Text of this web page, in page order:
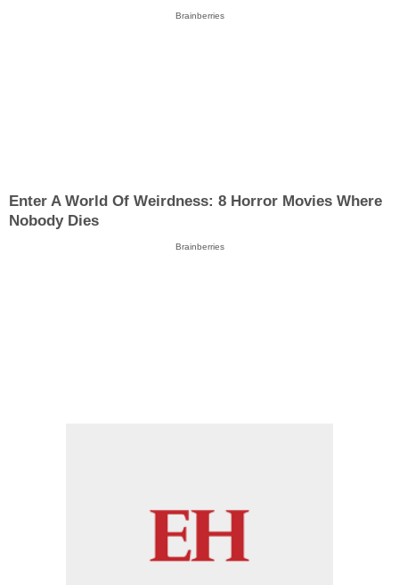
Brainberries
Enter A World Of Weirdness: 8 Horror Movies Where
Nobody Dies
Brainberries